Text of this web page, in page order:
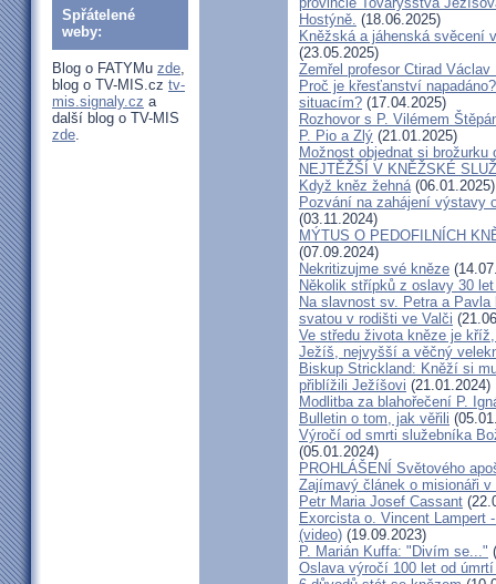
Spřátelené
weby:
Blog o FATYMu zde,
blog o TV-MIS.cz tv-
mis.signaly.cz a
další blog o TV-MIS
zde.
Hostýně. (18.06.2025)
Kněžská a jáhenská svěcení
(23.05.2025)
Zemřel profesor Ctirad
Proč je křesťanství
situacím? (17.04.2025)
Rozhovor s P. Vilémem
P. Pio a Zlý (21.01.2025)
Možnost objednat si
NEJTĚŽŠÍ V KNĚŽSKÉ
Když kněz žehná(06.01.2025)
Pozvání na zahájení výstavy
(03.11.2024)
MÝTUS O PEDOFILNÍCH
(07.09.2024)
Nekritizujme své kněze
Několik střípků z oslavy 30
Na slavnost sv. Petra a
svatou v rodišti ve Valči
Ve středu života kněze je
Ježíš, nejvyšší a věčný
Biskup Strickland: Kněží si
přiblížili Ježíšovi (21.01.2024)
Modlitba za blahořečení P.
Bulletin o tom, jak věřili
Výročí od smrti služebníka
(05.01.2024)
PROHLÁŠENÍ Světového
Zajímavý článek o misionáři v
Petr Maria Josef Cassant
Exorcista o. Vincent Lampert
(video) (19.09.2023)
P. Marián Kuffa: "Divím se..."
Oslava výročí 100 let od